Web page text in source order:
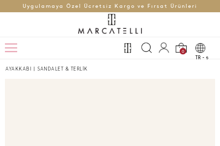
Uygulamaya Özel Ücretsiz Kargo ve Fırsat Ürünleri
0
TR - t
AYAKKABI | SANDALET & TERLİK